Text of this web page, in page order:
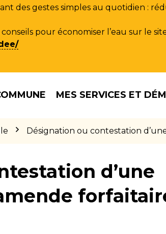
des gestes simples au quotidien :
pour économiser l’eau sur le
MES SERVICES ET
Désignation ou contestation
d’une